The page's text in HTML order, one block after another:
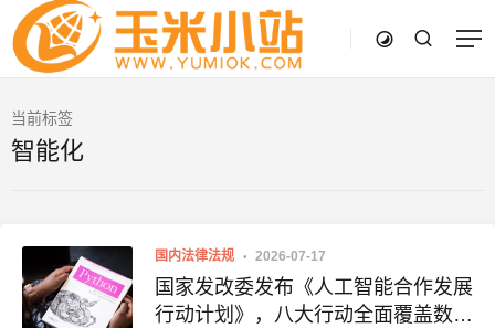
当前标签
智能化
国内法律法规 2026-07-17
国家发改委发布《人工智能合作发展
行动计划》，八大行动全面覆盖数